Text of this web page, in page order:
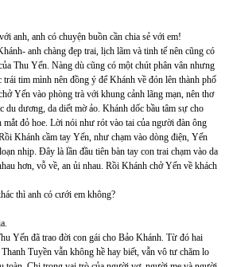
anh, anh có chuyện buồn cần chia sẻ với em!
anh chàng đẹp trai, lịch lãm và tinh tế nên cũng có
Thu Yến. Nàng dù cũng có một chút phân vân nhưng
tim mình nên đồng ý để Khánh về đón lên thành phố
Yến vào phòng trà với khung cảnh lãng mạn, nên thơ
du dương, da diết mờ ảo. Khánh dốc bầu tâm sự cho
mắt đỏ hoe. Lời nói như rót vào tai của người đàn ông
Khánh cầm tay Yến, như chạm vào dòng điện, Yến
nhịp. Đây là lần đầu tiên bàn tay con trai chạm vào da
hơn, vỗ về, an ủi nhau. Rồi Khánh chở Yến về khách
thì anh có cưới em không?
Yến đã trao đời con gái cho Bảo Khánh. Từ đó hai
Tuyền vẫn không hề hay biết, vẫn vô tư chăm lo